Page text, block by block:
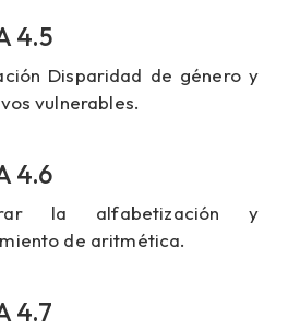
4.5
Disparidad de género y
vulnerables.
4.6
la alfabetización y
de aritmética.
4.7